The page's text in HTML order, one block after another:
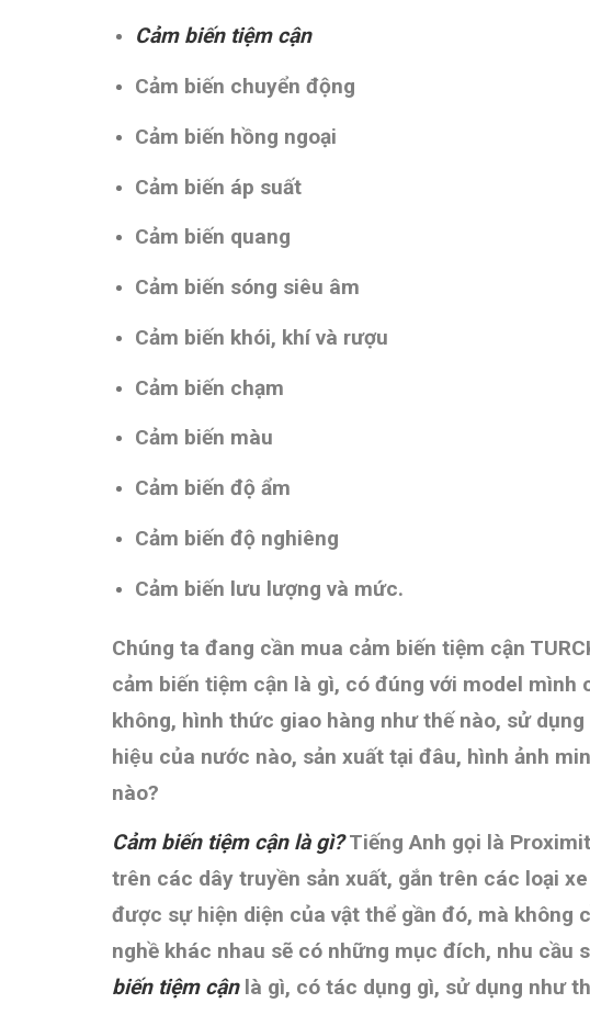
Cảm biến tiệm cận
Cảm biến chuyển động
Cảm biến hồng ngoại
Cảm biến áp suất
Cảm biến quang
Cảm biến sóng siêu âm
Cảm biến khói, khí và rượu
Cảm biến chạm
Cảm biến màu
Cảm biến độ ẩm
Cảm biến độ nghiêng
Cảm biến lưu lượng và mức.
Chúng ta đang cần mua cảm biến tiệm cận
cảm biến tiệm cận là gì, có đúng với model
không, hình thức giao hàng như thế nào, sử
hiệu của nước nào, sản xuất tại đâu, hình ảnh
nào?
Cảm biến tiệm cận là gì?Tiếng Anh gọi là
trên các dây truyền sản xuất, gắn trên các loại
được sự hiện diện của vật thể gần đó, mà không
nghề khác nhau sẽ có những mục đích, nhu cầu
biến tiệm cậnlà gì, có tác dụng gì, sử dụng như